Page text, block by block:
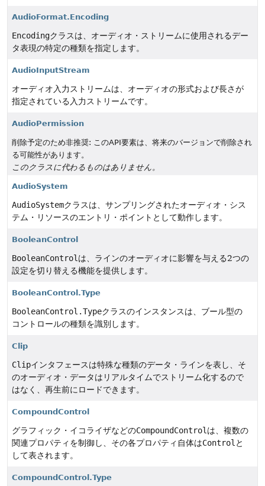
AudioFormat.Encoding
Encodingクラスは、オーディオ・ストリームに使用されるデー
タ表現の特定の種類を指定します。
AudioInputStream
オーディオ入力ストリームは、オーディオの形式および長さが
指定されている入力ストリームです。
AudioPermission
削除予定のため非推奨: このAPI要素は、将来のバージョンで削除され
る可能性があります。
このクラスに代わるものはありません。
AudioSystem
AudioSystemクラスは、サンプリングされたオーディオ・シス
テム・リソースのエントリ・ポイントとして動作します。
BooleanControl
BooleanControl は、ラインのオーディオに影響を与える2つの
設定を切り替える機能を提供します。
BooleanControl.Type
BooleanControl.Typeクラスのインスタンスは、ブール型の
コントロールの種類を識別します。
Clip
Clipインタフェースは特殊な種類のデータ・ラインを表し、そ
のオーディオ・データはリアルタイムでストリーム化するので
はなく、再生前にロードできます。
CompoundControl
グラフィック・イコライザなどのCompoundControl は、複数の
関連プロパティを制御し、その各プロパティ自体はControl と
して表されます。
CompoundControl.Type